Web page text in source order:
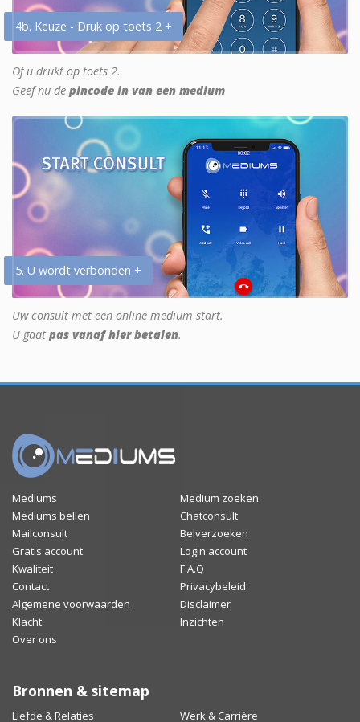
4b. Keuze - Druk op toets 2 +
Of u drukt op toets 2.
Geef nu de pincode in van een medium
5. U wordt verbonden +
Uw consult met een online medium start.
U gaat pas vanaf hier betalen.
Mediums
Medium zoeken
Mediums bellen
Chatconsult
Mailconsult
Belverzoeken
Gratis account
Login account
Kwaliteit
F.A.Q
Contact
Privacybeleid
Algemene voorwaarden
Disclaimer
Klacht
Inzichten
Over ons
Bronnen & sitemap
Liefde & Relaties Werk & Carrière